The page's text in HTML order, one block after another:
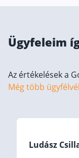
Ügyfeleim
Az értékelések a
Még több
Ludász